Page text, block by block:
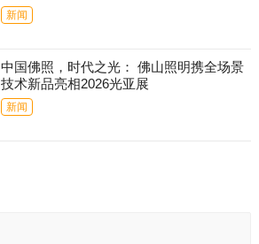
新闻
中国佛照，时代之光： 佛山照明携全场景
技术新品亮相2026光亚展
新闻